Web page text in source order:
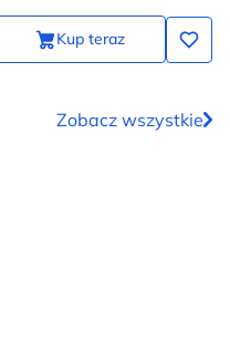
Kup teraz
Zobacz wszystkie